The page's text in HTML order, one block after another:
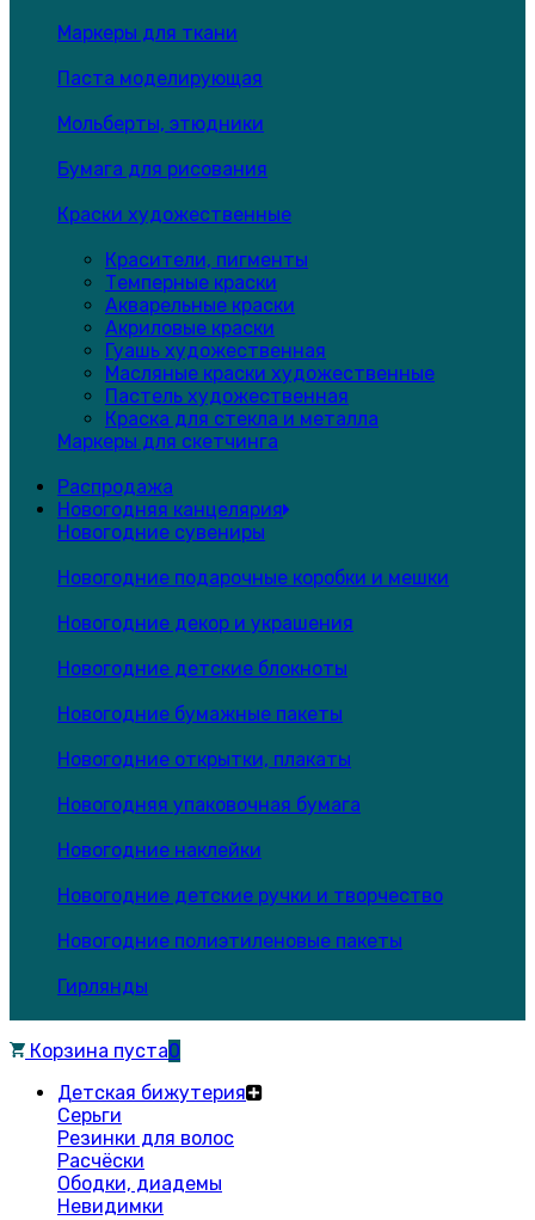
Маркеры для ткани
Паста моделирующая
Мольберты, этюдники
Бумага для рисования
Краски художественные
Красители, пигменты
Темперные краски
Акварельные краски
Акриловые краски
Гуашь художественная
Масляные краски художественные
Пастель художественная
Краска для стекла и металла
Маркеры для скетчинга
Распродажа
Новогодняя канцелярия
Новогодние сувениры
Новогодние подарочные коробки и мешки
Новогодние декор и украшения
Новогодние детские блокноты
Новогодние бумажные пакеты
Новогодние открытки, плакаты
Новогодняя упаковочная бумага
Новогодние наклейки
Новогодние детские ручки и творчество
Новогодние полиэтиленовые пакеты
Гирлянды
Корзина пуста0
Детская бижутерия
Серьги
Резинки для волос
Расчёски
Ободки, диадемы
Невидимки